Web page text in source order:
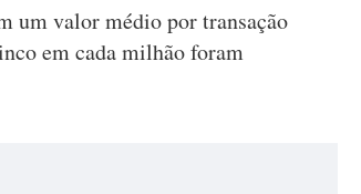
um valor médio por transação
em cada milhão foram